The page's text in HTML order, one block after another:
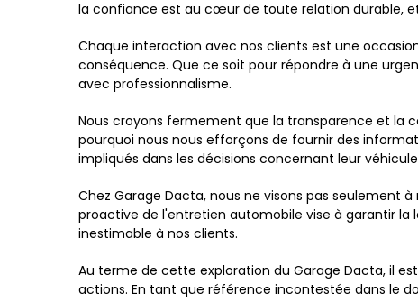
la confiance est au cœur de toute relation durable,
Chaque interaction avec nos clients est une
conséquence. Que ce soit pour répondre à une
avec professionnalisme.
Nous croyons fermement que la transparence et la
pourquoi nous nous efforçons de fournir des
impliqués dans les décisions concernant leur
Chez Garage Dacta, nous ne visons pas seulement
proactive de l'entretien automobile vise à garantir
inestimable à nos clients.
Au terme de cette exploration du Garage Dacta, il
actions. En tant que référence incontestée dans le